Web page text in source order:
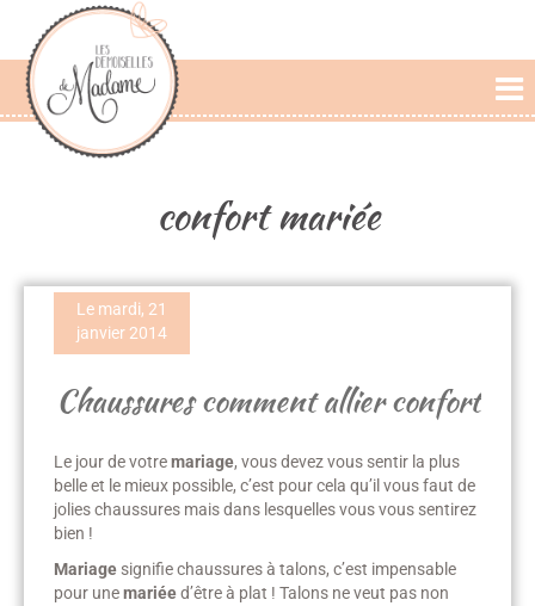
CÉRÉMONIE LAIQUE
PHOTOS DE MARIAGE
confort mariée
Chaussures comment allier confort
et élégance
Le mardi, 21
janvier 2014
Le jour de votremariage, vous devez vous sentir la plus
belle et le mieux possible, c’est pour cela qu’il vous faut de
jolies chaussures mais dans lesquelles vous vous sentirez
bien !
Mariage signifie chaussures à talons, c’est impensable
pour unemariéed’être à plat ! Talons ne veut pas non